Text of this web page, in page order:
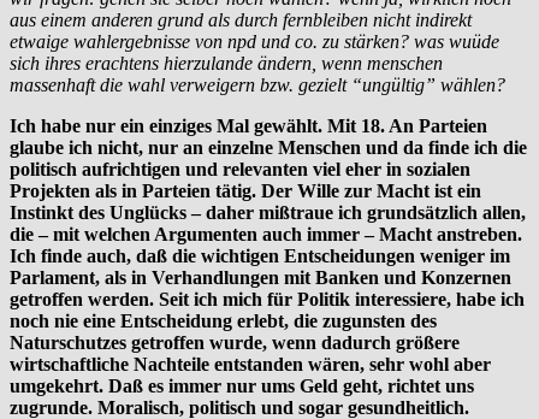
aus einem anderen grund als durch fernbleiben nicht indirekt
etwaige wahlergebnisse von npd und co. zu stärken? was wuüde
sich ihres erachtens hierzulande ändern, wenn menschen
massenhaft die wahl verweigern bzw. gezielt “ungültig” wählen?
Ich habe nur ein einziges Mal gewählt. Mit 18. An Parteien
glaube ich nicht, nur an einzelne Menschen und da finde ich die
politisch aufrichtigen und relevanten viel eher in sozialen
Projekten als in Parteien tätig. Der Wille zur Macht ist ein
Instinkt des Unglücks – daher mißtraue ich grundsätzlich allen,
die – mit welchen Argumenten auch immer – Macht anstreben.
Ich finde auch, daß die wichtigen Entscheidungen weniger im
Parlament, als in Verhandlungen mit Banken und Konzernen
getroffen werden. Seit ich mich für Politik interessiere, habe ich
noch nie eine Entscheidung erlebt, die zugunsten des
Naturschutzes getroffen wurde, wenn dadurch größere
wirtschaftliche Nachteile entstanden wären, sehr wohl aber
umgekehrt. Daß es immer nur ums Geld geht, richtet uns
zugrunde. Moralisch, politisch und sogar gesundheitlich.